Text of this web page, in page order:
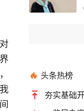
头条热榜
夯实基础